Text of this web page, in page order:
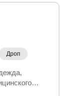
Дроп